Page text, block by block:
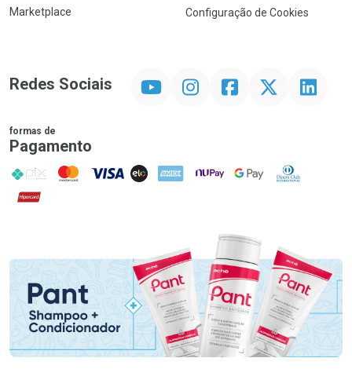
Marketplace
Configuração de Cookies
Redes Sociais InstagramFacebookTwitter Linkedin
formas de
Pagamento
PIX MasterCard
VISA ELO AMEX NuPay Google PayDiners Club
Hipercard
Promoção em Destaque